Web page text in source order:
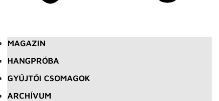
MAGAZIN
HANGPRÓBA
GYŰJTŐI CSOMAGOK
ARCHÍVUM